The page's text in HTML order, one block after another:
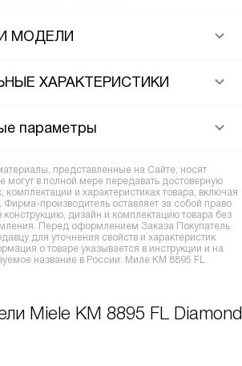
МОДЕЛИ
ХАРАКТЕРИСТИКИ
параметры
представленные на Сайте, носят
могут в полной мере передавать достоверную
и характеристиках товара, включая
производитель оставляет за собой право
дизайн и комплектацию товара без
Перед оформлением Заказа Покупатель
для уточнения свойств и характеристик
о товаре указывается в инструкции и на
название в России: Миле KM 8895 FL
Miele KM 8895 FL Diamond